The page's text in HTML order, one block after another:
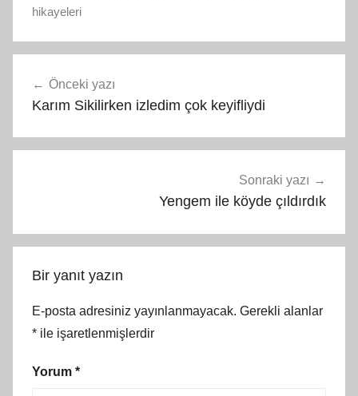
hikayeleri
gezinmesi
Önceki yazı
Karım Sikilirken izledim çok keyifliydi
Sonraki yazı
Yengem ile köyde çıldırdık
Bir yanıt yazın
E-posta adresiniz yayınlanmayacak. Gerekli alanlar
* ile işaretlenmişlerdir
Yorum *